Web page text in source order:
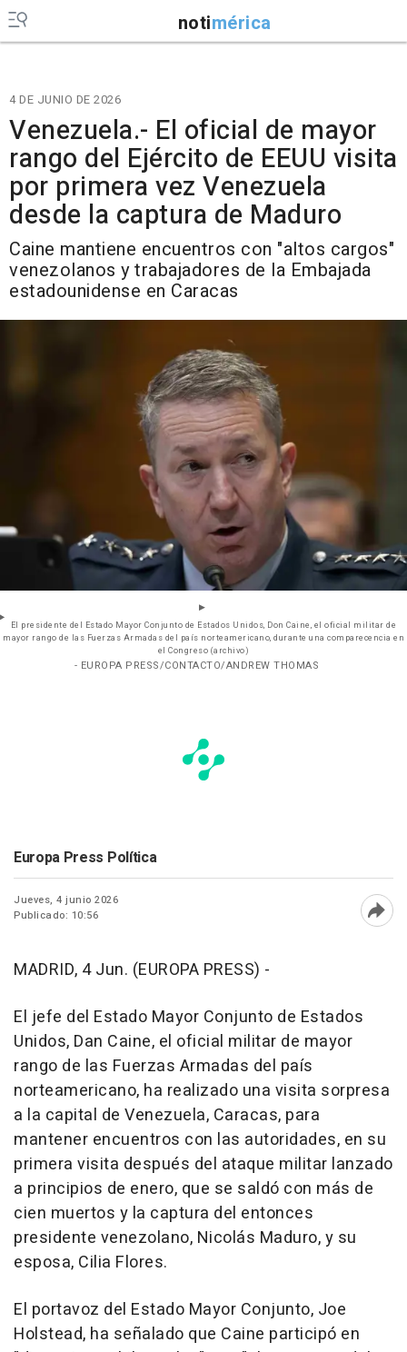
notimérica
4 DE JUNIO DE 2026
Venezuela.- El oficial de mayor
rango del Ejército de EEUU visita
por primera vez Venezuela
desde la captura de Maduro
Caine mantiene encuentros con "altos cargos"
venezolanos y trabajadores de la Embajada
estadounidense en Caracas
El presidente del Estado Mayor Conjunto de Estados Unidos, Don Caine, el oficial militar de
mayor rango de las Fuerzas Armadas del país norteamericano, durante una comparecencia en
el Congreso (archivo)
- EUROPA PRESS/CONTACTO/ANDREW THOMAS
Europa Press Política
Jueves, 4 junio 2026
Publicado: 10:56
MADRID, 4 Jun. (EUROPA PRESS) -
El jefe del Estado Mayor Conjunto de Estados
Unidos, Dan Caine, el oficial militar de mayor
rango de las Fuerzas Armadas del país
norteamericano, ha realizado una visita sorpresa
a la capital de Venezuela, Caracas, para
mantener encuentros con las autoridades, en su
primera visita después del ataque militar lanzado
a principios de enero, que se saldó con más de
cien muertos y la captura del entonces
presidente venezolano, Nicolás Maduro, y su
esposa, Cilia Flores.
El portavoz del Estado Mayor Conjunto, Joe
Holstead, ha señalado que Caine participó en